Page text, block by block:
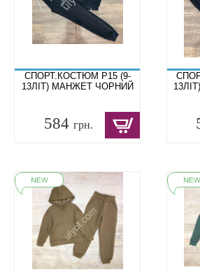
СПОРТ.КОСТЮМ P15 (9-
13ЛІТ) МАНЖЕТ ЧОРНИЙ
584 грн.